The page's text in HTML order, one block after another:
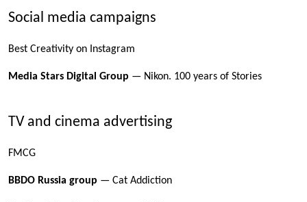
Social media campaigns
Best Creativity on Instagram
Media Stars Digital Group — Nikon. 100 years of Stories
TV and cinema advertising
FMCG
BBDO Russia group — Cat Addiction